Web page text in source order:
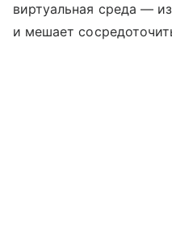
виртуальная среда —
и мешает